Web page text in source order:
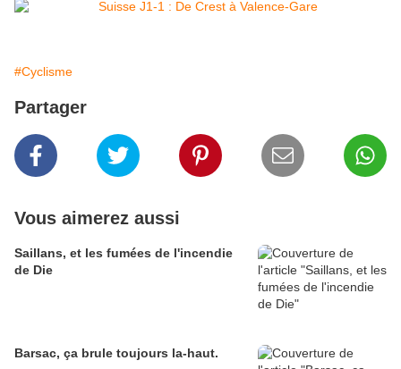
#Cyclisme
Partager
Vous aimerez aussi
Saillans, et les fumées de l'incendie
de Die
Barsac, ça brule toujours la-haut.